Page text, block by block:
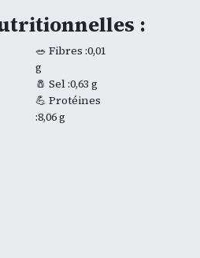
:
🥗 Fibres :0,01
g
🧂 Sel :0,63 g
💪 Protéines
:8,06 g